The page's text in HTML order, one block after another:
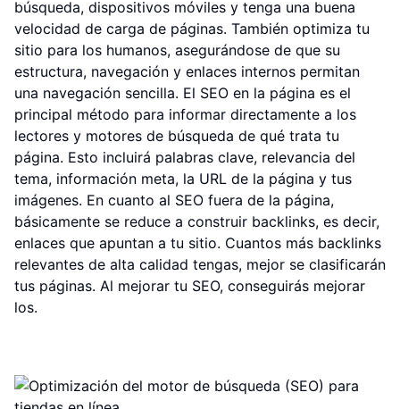
búsqueda, dispositivos móviles y tenga una buena
velocidad de carga de páginas. También optimiza tu
sitio para los humanos, asegurándose de que su
estructura, navegación y enlaces internos permitan
una navegación sencilla. El SEO en la página es el
principal método para informar directamente a los
lectores y motores de búsqueda de qué trata tu
página. Esto incluirá palabras clave, relevancia del
tema, información meta, la URL de la página y tus
imágenes. En cuanto al SEO fuera de la página,
básicamente se reduce a construir backlinks, es decir,
enlaces que apuntan a tu sitio. Cuantos más backlinks
relevantes de alta calidad tengas, mejor se clasificarán
tus páginas. Al mejorar tu SEO, conseguirás mejorar
los.